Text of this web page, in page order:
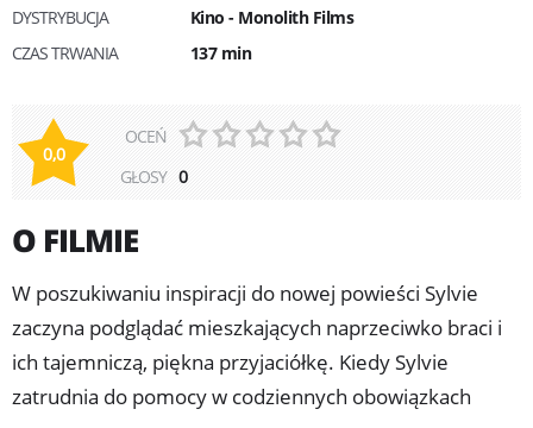
DYSTRYBUCJA
Kino - Monolith Films
CZAS TRWANIA
137 min
0,0
OCEŃ
GŁOSY 0
O FILMIE
W poszukiwaniu inspiracji do nowej powieści Sylvie
zaczyna podglądać mieszkających naprzeciwko braci i
ich tajemniczą, piękna przyjaciółkę. Kiedy Sylvie
zatrudnia do pomocy w codziennych obowiązkach